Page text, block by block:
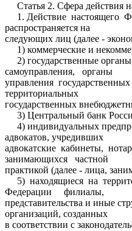
Статья 2. Сфера действия
1. Действие настоящего
распространяется на
следующих лиц (далее -
1) коммерческие и
2) государственные
самоуправления, органы
управления
территориальных
государственных
3) Центральный банк
4) индивидуальных
адвокатов, учредивших
адвокатские кабинеты,
занимающихся частной
практикой (далее - лица,
5) находящиеся на
Федерации филиалы,
представительства и иные
организаций, созданных
в соответствии с